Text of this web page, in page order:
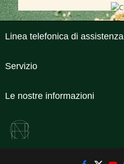
Linea telefonica di assistenza
Servizio
Le nostre informazioni